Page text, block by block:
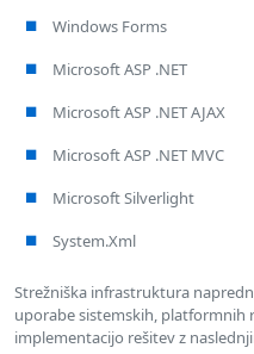
Windows Forms
Microsoft ASP .NET
Microsoft ASP .NET AJAX
Microsoft ASP .NET MVC
Microsoft Silverlight
System.Xml
Strežniška infrastruktura
uporabe sistemskih, platformnih
implementacijo rešitev z